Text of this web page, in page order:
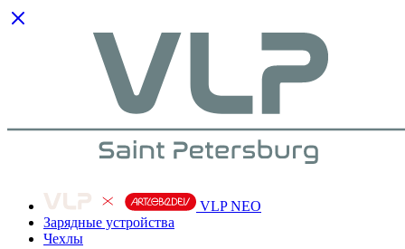
VLP NEO
Зарядные устройства
Чехлы